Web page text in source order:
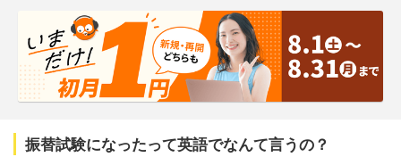
振替試験になったって英語でなんて言うの？